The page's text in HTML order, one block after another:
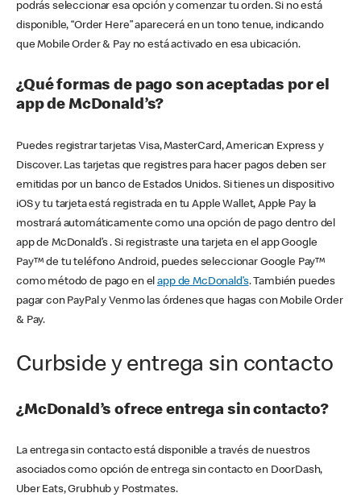
podrás seleccionar esa opción y comenzar tu orden. Si no está
disponible, “Order Here” aparecerá en un tono tenue, indicando
que Mobile Order & Pay no está activado en esa ubicación.
¿Qué formas de pago son aceptadas por el
app de McDonald’s?
Puedes registrar tarjetas Visa, MasterCard, American Express y
Discover. Las tarjetas que registres para hacer pagos deben ser
emitidas por un banco de Estados Unidos. Si tienes un dispositivo
iOS y tu tarjeta está registrada en tu Apple Wallet, Apple Pay la
mostrará automáticamente como una opción de pago dentro del
app de McDonald’s . Si registraste una tarjeta en el app Google
Pay™ de tu teléfono Android, puedes seleccionar Google Pay™
como método de pago en elapp de McDonald’s. También puedes
pagar con PayPal y Venmo las órdenes que hagas con Mobile Order
& Pay.
Curbside y entrega sin contacto
¿McDonald’s ofrece entrega sin contacto?
La entrega sin contacto está disponible a través de nuestros
asociados como opción de entrega sin contacto en DoorDash,
Uber Eats, Grubhub y Postmates.